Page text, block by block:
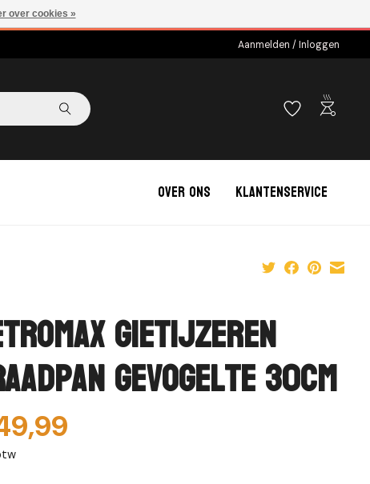
Aanmelden / Inloggen
outdoor_grill
Over ons Klantenservice
Gietijzeren
Gevogelte 30cm
over cookies »